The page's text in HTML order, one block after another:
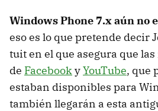
Windows Phone 7.x aún no
eso es lo que pretende decir
tuit en el que asegura que
de FacebookyYouTube, que
estaban disponibles para
también llegarán a esta